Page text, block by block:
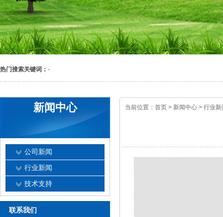
热门搜索关键词： -
当前位置： 首页 > 新闻中心 > 行业新
新闻中心
公司新闻
行业新闻
技术支持
联系我们